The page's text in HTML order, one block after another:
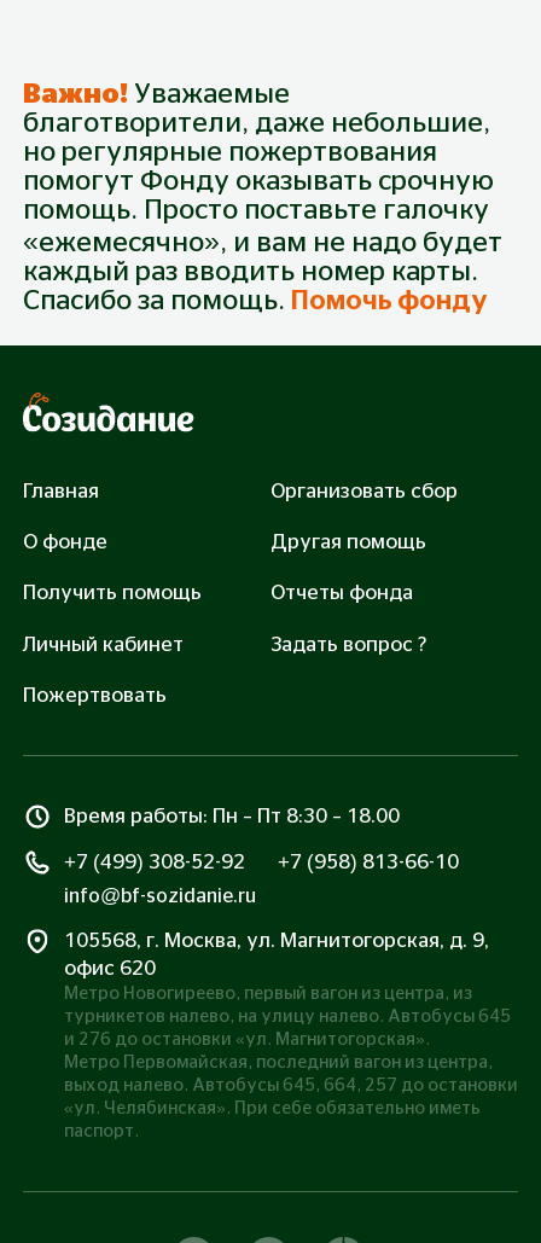
Пожертвование
Собрано5 100 255 000
3 000 руб.
Закрыть сбор: 249900 руб.
Помочь
данных
Все транзакции защищены сертификатом SSL
Важно! Уважаемые
благотворители, даже небольшие,
но регулярные пожертвования
помогут Фонду оказывать срочную
помощь. Просто поставьте галочку
«ежемесячно», и вам не надо будет
каждый раз вводить номер карты.
Спасибо за помощь. Помочь фонду
Главная
О фонде
Получить помощь
Личный кабинет
Пожертвовать
Организовать сбор
Другая помощь
Отчеты фонда
Задать вопрос ?
Время работы: Пн – Пт 8:30 – 18.00
+7 (499) 308-52-92
+7 (958) 813-66-10
info@bf-sozidanie.ru
105568, г. Москва, ул. Магнитогорская, д. 9,
офис 620
Метро Новогиреево, первый вагон из центра, из
турникетов налево, на улицу налево. Автобусы 645
и 276 до остановки «ул. Магнитогорская».
Метро Первомайская, последний вагон из центра,
выход налево. Автобусы 645, 664, 257 до остановки
«ул. Челябинская». При себе обязательно иметь
паспорт.